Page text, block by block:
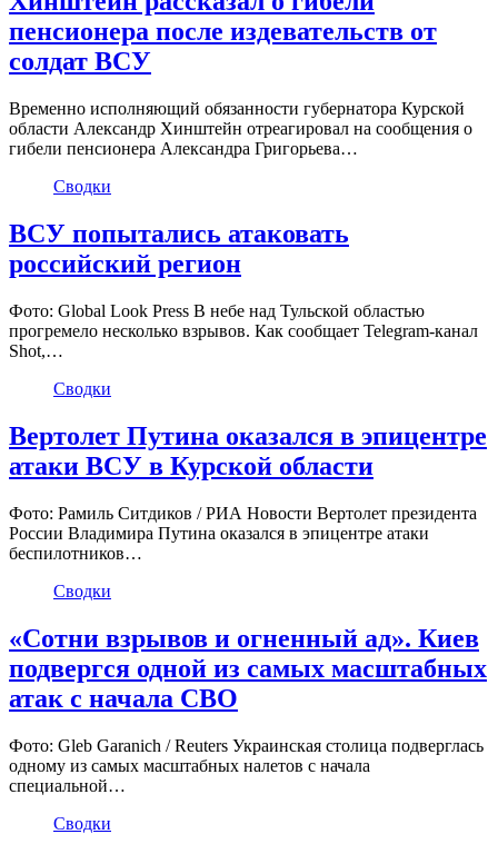
пенсионера после издевательств от
солдат ВСУ
Временно исполняющий обязанности губернатора Курской
области Александр Хинштейн отреагировал на сообщения о
гибели пенсионера Александра Григорьева…
Сводки
ВСУ попытались атаковать
российский регион
Фото: Global Look Press В небе над Тульской областью
прогремело несколько взрывов. Как сообщает Telegram-канал
Shot,…
Сводки
Вертолет Путина оказался в эпицентре
атаки ВСУ в Курской области
Фото: Рамиль Ситдиков / РИА Новости Вертолет президента
России Владимира Путина оказался в эпицентре атаки
беспилотников…
Сводки
«Сотни взрывов и огненный ад». Киев
подвергся одной из самых масштабных
атак с начала СВО
Фото: Gleb Garanich / Reuters Украинская столица подверглась
одному из самых масштабных налетов с начала
специальной…
Сводки